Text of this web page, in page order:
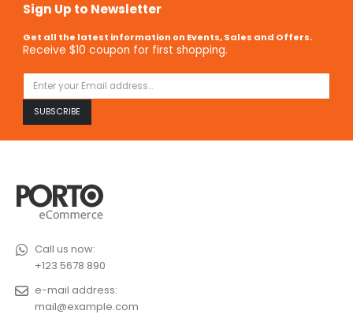
Sign Up to Newsletter
Get all the latest information on Events, Sales and Offers.
Receive $10 coupon for first shopping.
Call us now:
+123 5678 890
e-mail address:
mail@example.com